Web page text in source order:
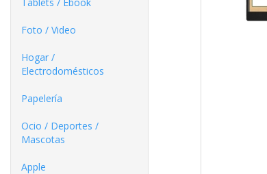
Foto / Video
Hogar /
Electrodomésticos
Papelería
Ocio / Deportes /
Mascotas
Apple